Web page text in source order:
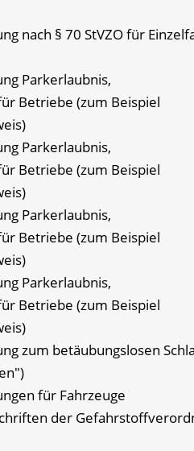
nach § 70 StVZO für
Parkerlaubnis,
Betriebe (zum Beispiel
Parkerlaubnis,
Betriebe (zum Beispiel
Parkerlaubnis,
Betriebe (zum Beispiel
Parkerlaubnis,
Betriebe (zum Beispiel
zum betäubungslosen
für Fahrzeuge
der